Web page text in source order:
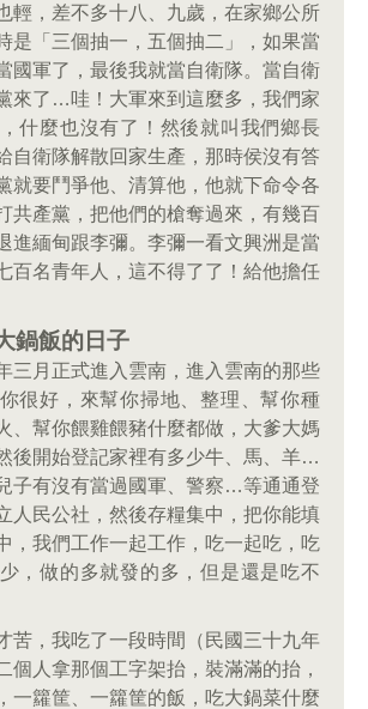
輕，差不多十八、九歲，在家鄉公所
是「三個抽一，五個抽二」，如果當
國軍了，最後我就當自衛隊。當自衛
來了…哇！大軍來到這麼多，我們家
什麼也沒有了！然後就叫我們鄉長
自衛隊解散回家生產，那時侯沒有答
就要鬥爭他、清算他，他就下命令各
共產黨，把他們的槍奪過來，有幾百
進緬甸跟李彌。李彌一看文興洲是當
百名青年人，這不得了了！給他擔任
鍋飯的日子
三月正式進入雲南，進入雲南的那些
很好，來幫你掃地、整理、幫你種
、幫你餵雞餵豬什麼都做，大爹大媽
後開始登記家裡有多少牛、馬、羊…
子有沒有當過國軍、警察…等通通登
人民公社，然後存糧集中，把你能填
，我們工作一起工作，吃一起吃，吃
，做的多就發的多，但是還是吃不
苦，我吃了一段時間（民國三十九年
個人拿那個工字架抬，裝滿滿的抬，
一籮筐、一籮筐的飯，吃大鍋菜什麼